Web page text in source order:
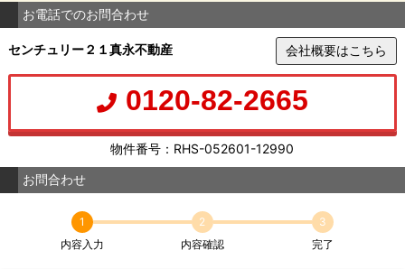
お電話でのお問合わせ
センチュリー２１真永不動産 会社概要はこちら
0120-82-2665
物件番号：RHS-052601-12990
お問合わせ
1
内容入力
2
内容確認
3
完了